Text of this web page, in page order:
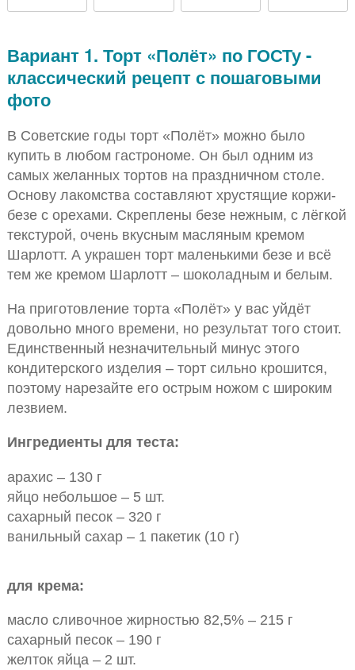
Вариант 1. Торт «Полёт» по ГОСТу -
классический рецепт с пошаговыми
фото
В Советские годы торт «Полёт» можно было
купить в любом гастрономе. Он был одним из
самых желанных тортов на праздничном столе.
Основу лакомства составляют хрустящие коржи-
безе с орехами. Скреплены безе нежным, с лёгкой
текстурой, очень вкусным масляным кремом
Шарлотт. А украшен торт маленькими безе и всё
тем же кремом Шарлотт – шоколадным и белым.
На приготовление торта «Полёт» у вас уйдёт
довольно много времени, но результат того стоит.
Единственный незначительный минус этого
кондитерского изделия – торт сильно крошится,
поэтому нарезайте его острым ножом с широким
лезвием.
Ингредиенты для теста:
арахис – 130 г
яйцо небольшое – 5 шт.
сахарный песок – 320 г
ванильный сахар – 1 пакетик (10 г)
для крема:
масло сливочное жирностью 82,5% – 215 г
сахарный песок – 190 г
желток яйца – 2 шт.